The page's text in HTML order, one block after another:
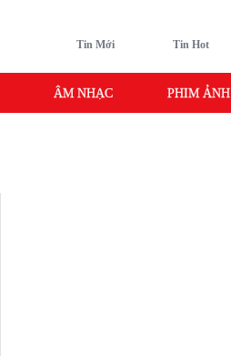
Tin Mới Tin Hot
ÂM NHẠC PHIM ẢNH